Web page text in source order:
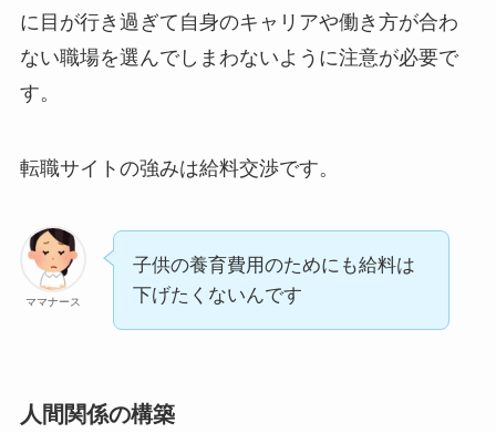
に目が行き過ぎて自身のキャリアや働き方が合わ
ない職場を選んでしまわないように注意が必要で
す。
転職サイトの強みは給料交渉です。
ママナース
子供の養育費用のためにも給料は
下げたくないんです
人間関係の構築